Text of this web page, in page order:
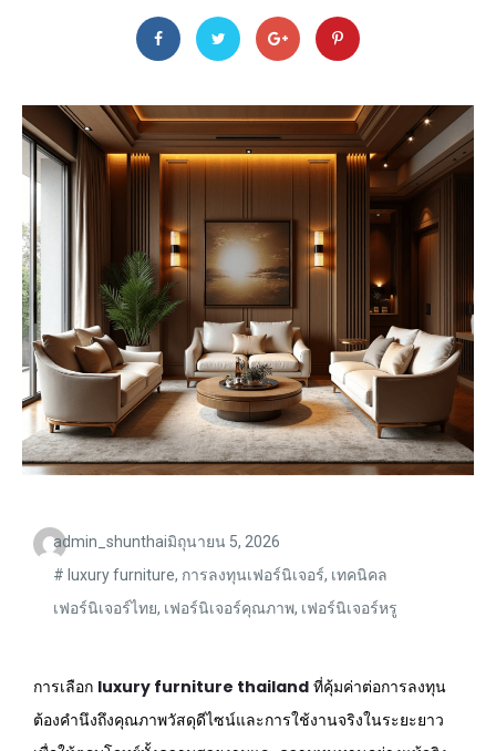
admin_shunthaiมิถุนายน 5, 2026
# luxury furniture, การลงทุนเฟอร์นิเจอร์, เทคนิคล
เฟอร์นิเจอร์ไทย, เฟอร์นิเจอร์คุณภาพ, เฟอร์นิเจอร์หรู
การเลือก luxury furniture thailand ที่คุ้มค่าต่อการลงทุน
ต้องคำนึงถึงคุณภาพวัสดุดีไซน์และการใช้งานจริงในระยะยาว